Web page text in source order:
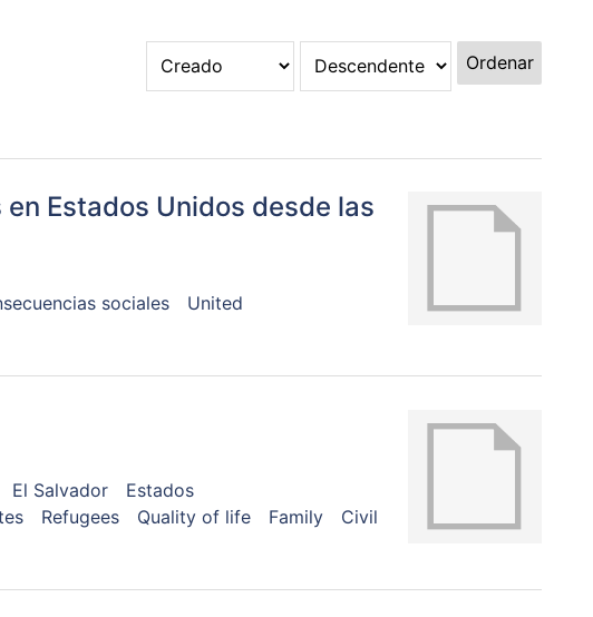
Ordenar
Estados Unidos desde las
sociales
United
El Salvador
Estados
Refugees Quality of life Family
Civil